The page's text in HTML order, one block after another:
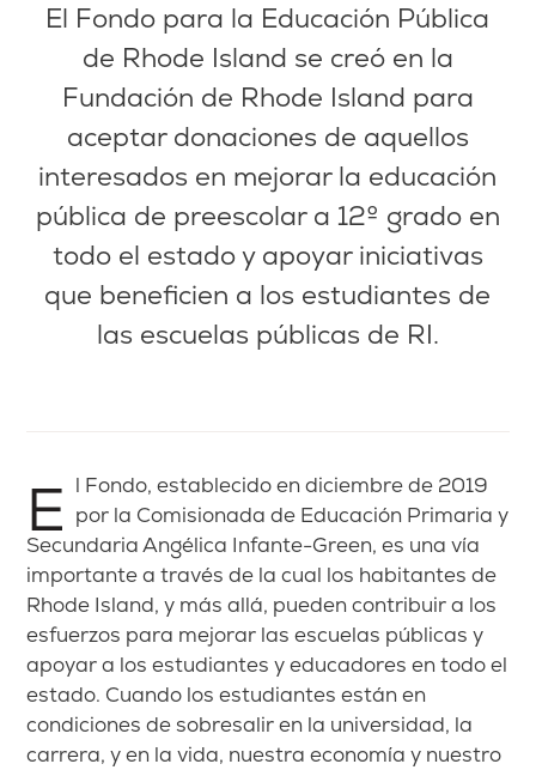
El Fondo para la Educación Pública
de Rhode Island se creó en la
Fundación de Rhode Island para
aceptar donaciones de aquellos
interesados en mejorar la educación
pública de preescolar a 12º grado en
todo el estado y apoyar iniciativas
que beneficien a los estudiantes de
las escuelas públicas de RI.
El Fondo, establecido en diciembre de 2019 por la Comisionada de Educación Primaria y
Secundaria Angélica Infante-Green, es una vía
importante a través de la cual los habitantes de
Rhode Island, y más allá, pueden contribuir a los
esfuerzos para mejorar las escuelas públicas y
apoyar a los estudiantes y educadores en todo el
estado. Cuando los estudiantes están en
condiciones de sobresalir en la universidad, la
carrera, y en la vida, nuestra economía y nuestro